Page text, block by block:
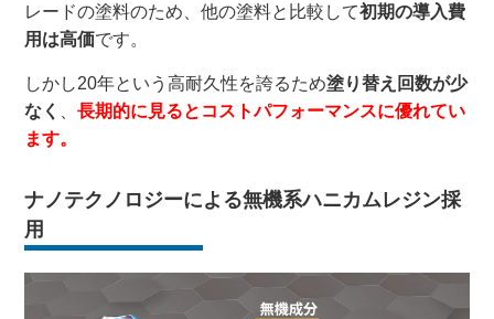
レードの塗料のため、他の塗料と比較して初期の導入費
用は高価です。
しかし20年という高耐久性を誇るため塗り替え回数が少
なく
、長期的に見るとコストパフォーマンスに優れてい
ます。
ナノテクノロジーによる無機系ハニカムレジン採
用